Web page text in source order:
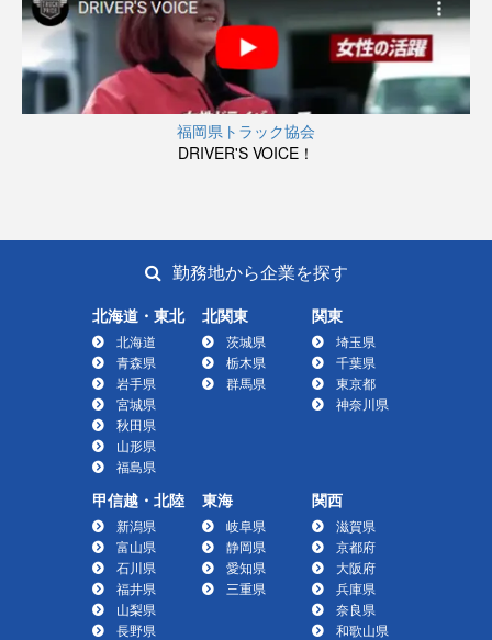
福岡県トラック協会
DRIVER'S VOICE！
勤務地から企業を探す
北海道・東北
北海道
青森県
岩手県
宮城県
秋田県
山形県
福島県
北関東
茨城県
栃木県
群馬県
関東
埼玉県
千葉県
東京都
神奈川県
甲信越・北陸
新潟県
富山県
石川県
福井県
山梨県
長野県
東海
岐阜県
静岡県
愛知県
三重県
関西
滋賀県
京都府
大阪府
兵庫県
奈良県
和歌山県